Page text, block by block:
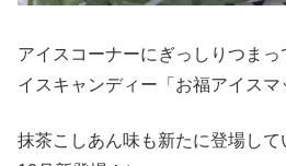
アイスコーナーにぎっしりつま
イスキャンディー「お福アイスマ
抹茶こしあん味も新たに登場し